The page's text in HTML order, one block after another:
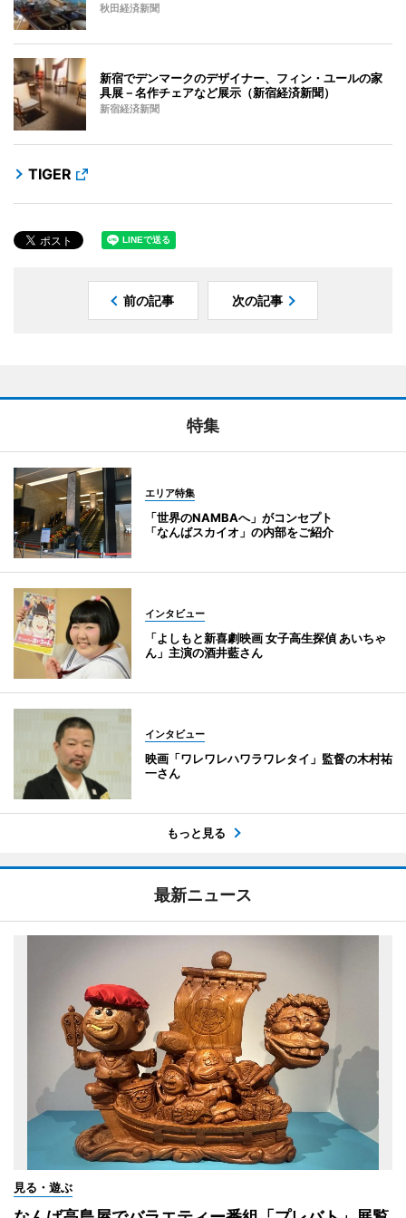
秋田経済新聞
新宿でデンマークのデザイナー、フィン・ユールの家
具展－名作チェアなど展示（新宿経済新聞）
新宿経済新聞
TIGER
前の記事 次の記事
特集
エリア特集
「世界のNAMBAへ」がコンセプト
「なんばスカイオ」の内部をご紹介
インタビュー
「よしもと新喜劇映画 女子高生探偵 あいちゃ
ん」主演の酒井藍さん
インタビュー
映画「ワレワレハワラワレタイ」監督の木村祐
一さん
もっと見る
最新ニュース
見る・遊ぶ